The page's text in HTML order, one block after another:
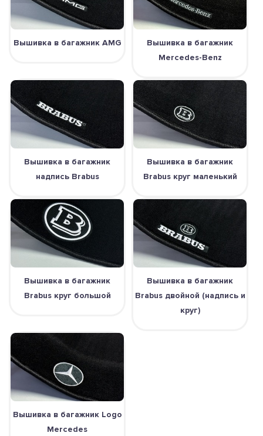
Вышивка в багажник AMG
Вышивка в багажник
Mercedes-Benz
Вышивка в багажник
надпись Brabus
Вышивка в багажник
Brabus круг маленький
Вышивка в багажник
Brabus круг большой
Вышивка в багажник
Brabus двойной (надпись и
круг)
Вышивка в багажник Logo
Mercedes